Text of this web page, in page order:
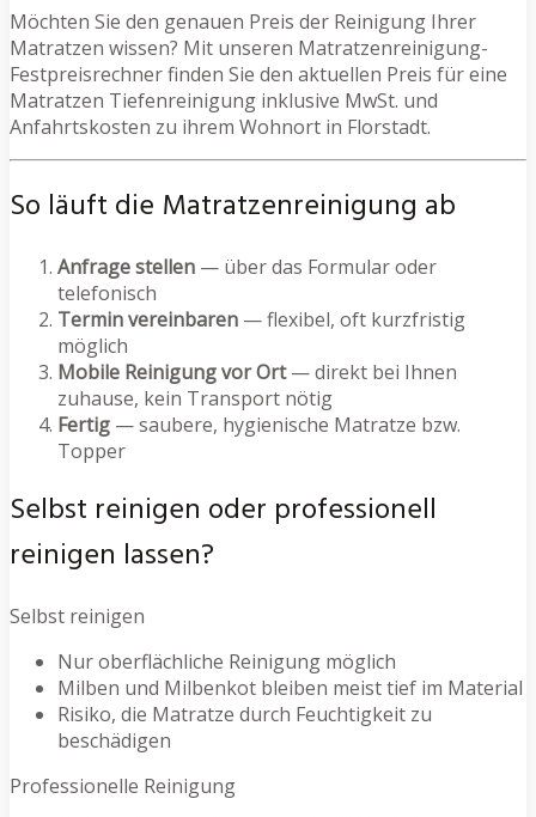
Möchten Sie den genauen Preis der Reinigung Ihrer
Matratzen wissen? Mit unseren Matratzenreinigung-
Festpreisrechner finden Sie den aktuellen Preis für eine
Matratzen Tiefenreinigung inklusive MwSt. und
Anfahrtskosten zu ihrem Wohnort in Florstadt.
So läuft die Matratzenreinigung ab
Anfrage stellen — über das Formular oder
telefonisch
Termin vereinbaren — flexibel, oft kurzfristig
möglich
Mobile Reinigung vor Ort— direkt bei Ihnen
zuhause, kein Transport nötig
Fertig — saubere, hygienische Matratze bzw.
Topper
Selbst reinigen oder professionell
reinigen lassen?
Selbst reinigen
Nur oberflächliche Reinigung möglich
Milben und Milbenkot bleiben meist tief im Material
Risiko, die Matratze durch Feuchtigkeit zu
beschädigen
Professionelle Reinigung